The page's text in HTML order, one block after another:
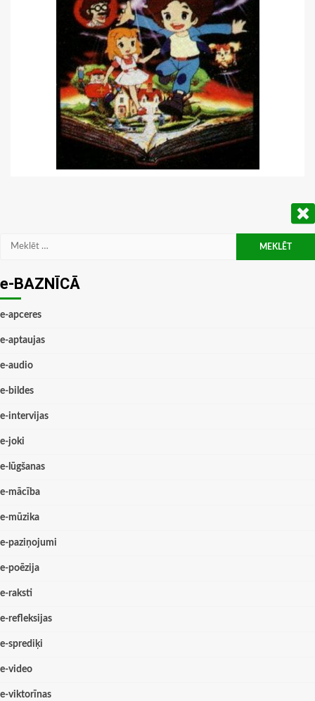
Meklēt:
e-BAZNĪCĀ
e-apceres
e-aptaujas
e-audio
e-bildes
e-intervijas
e-joki
e-lūgšanas
e-mācība
e-mūzika
e-paziņojumi
e-poēzija
e-raksti
e-refleksijas
e-sprediķi
e-video
e-viktorīnas